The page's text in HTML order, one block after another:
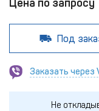
Цена по запросу
Под
Заказать через
Не